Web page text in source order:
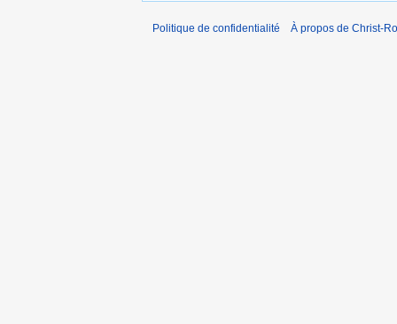
Politique de confidentialité À propos de Christ-